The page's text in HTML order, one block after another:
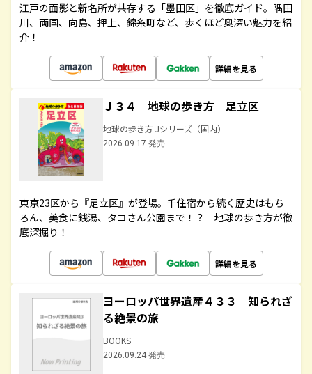
江戸の面影と新名所が共存する「墨田区」を徹底ガイド。隅田
川、両国、向島、押上、錦糸町など、歩くほど奥深い魅力を紹
介！
詳細を見る
Ｊ３４ 地球の歩き方 足立区
地球の歩き方 Jシリーズ（国内）
2026.09.17 発売
東京23区から『足立区』が登場。千住宿から続く歴史はもち
ろん、美食に銭湯、タコさん公園まで！？ 地球の歩き方が徹
底深掘り！
詳細を見る
ヨーロッパ世界遺産４３３ 知られざ
る絶景の旅
BOOKS
2026.09.24 発売